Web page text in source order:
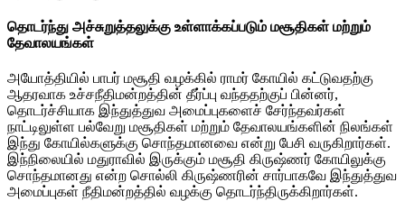
தொடர்ந்து அச்சுறுத்தலுக்கு உள்ளாக்கப்படும் மசூதிகள் மற்றும்
தேவாலயங்கள்
அயோத்தியில் பாபர் மசூதி வழக்கில் ராமர் கோயில் கட்டுவதற்கு
ஆதரவாக உச்சநீதிமன்றத்தின் தீர்ப்பு வந்ததற்குப் பின்னர்,
தொடர்ச்சியாக இந்துத்துவ அமைப்புகளைச் சேர்ந்தவர்கள்
நாட்டிலுள்ள பல்வேறு மசூதிகள் மற்றும் தேவாலயங்களின் நிலங்கள்
இந்து கோயில்களுக்கு சொந்தமானவை என்று பேசி வருகிறார்கள்.
இந்நிலையில் மதுராவில் இருக்கும் மசூதி கிருஷ்ணர் கோயிலுக்கு
சொந்தமானது என்ற சொல்லி கிருஷ்ணரின் சார்பாகவே இந்துத்துவ
அமைப்புகள் நீதிமன்றத்தில் வழக்கு தொடர்ந்திருக்கிறார்கள்.